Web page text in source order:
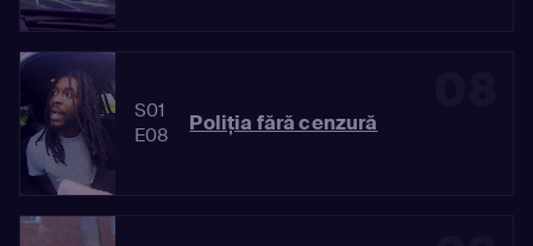
S01
E08
Poliția fără cenzură